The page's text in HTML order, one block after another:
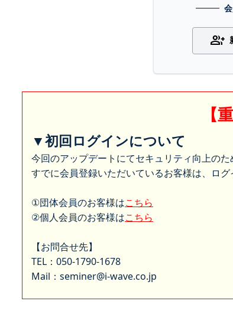
group_add
【
▼初回ログインについて
今回のアップデートにてセキュリティ向上のた
すでに会員登録いただいているお客様は、ロ
①団体会員のお客様はこちら
②個人会員のお客様はこちら
【お問合せ先】
TEL：050-1790-1678
Mail：seminer@i-wave.co.jp